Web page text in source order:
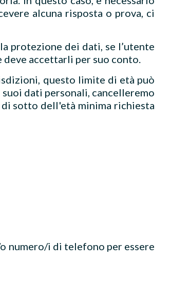
alcuna risposta o prova, ci
protezione dei dati, se l’utente
accettarli per suo conto.
questo limite di età può
dati personali, cancelleremo
sotto dell'età minima richiesta
numero/i di telefono per essere